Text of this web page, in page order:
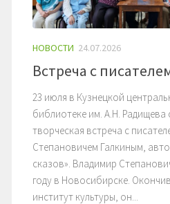
НОВОСТИ 24.07.2026
Встреча с
23 июля в Кузнецкой
библиотеке им. А.Н. Радищева
творческая встреча с
Степановичем Галкиным,
сказов». Владимир
году в Новосибирске.
институт культуры, он...